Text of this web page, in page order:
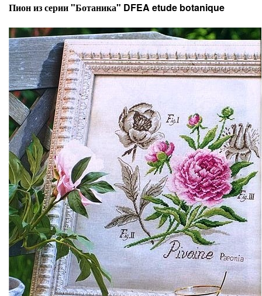
Пион из серии "Ботаника" DFEA etude botanique